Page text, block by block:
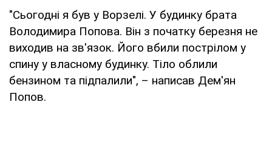
"Сьогодні я був у Ворзелі. У будинку брата
Володимира Попова. Він з початку березня не
виходив на зв'язок. Його вбили пострілом у
спину у власному будинку. Тіло облили
бензином та підпалили", – написав Дем'ян
Попов.